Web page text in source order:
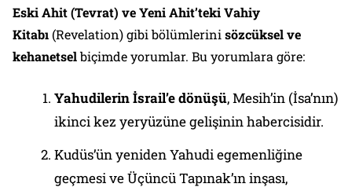
Eski Ahit (Tevrat) ve Yeni Ahit’teki Vahiy
Kitabı(Revelation) gibi bölümlerini sözcüksel ve
kehanetselbiçimde yorumlar. Bu yorumlara göre:
Yahudilerin İsrail’e dönüşü, Mesih’in (İsa’nın)
ikinci kez yeryüzüne gelişinin habercisidir.
Kudüs’ün yeniden Yahudi egemenliğine
geçmesi ve Üçüncü Tapınak’ın inşası,